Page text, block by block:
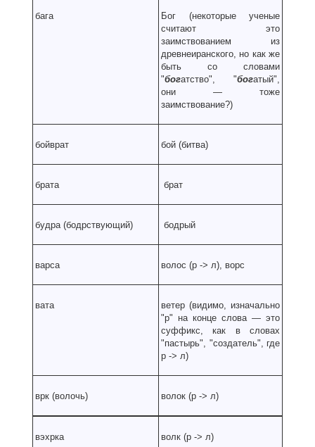
бага
Бог (некоторые ученые
считают это
заимствованием из
древнеиранского, но как же
быть со словами
"богатство", "богатый",
они — тоже
заимствование?)
бойврат бой (битва)
брата брат
будра (бодрствующий) бодрый
варса волос (р -> л), ворс
вата
ветер (видимо, изначально
"р" на конце слова — это
суффикс, как в словах
"пастырь", "создатель", где
р -> л)
врк (волочь) волок (р -> л)
вэхрка волк (р -> л)